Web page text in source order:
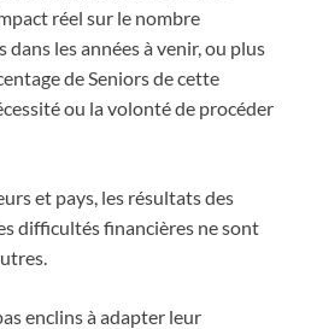
réel sur le nombre
dans les années à venir, ou plus
de Seniors de cette
ou la volonté de procéder
et pays, les résultats des
difficultés financières ne sont
enclins à adapter leur